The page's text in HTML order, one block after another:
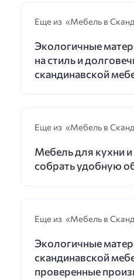
Еще из «Мебель в
Экологичные
на стиль и
скандинавской
Еще из «Мебель в
Мебель для кухни и
собрать удобную
Еще из «Мебель в
Экологичные
скандинавской
проверенные